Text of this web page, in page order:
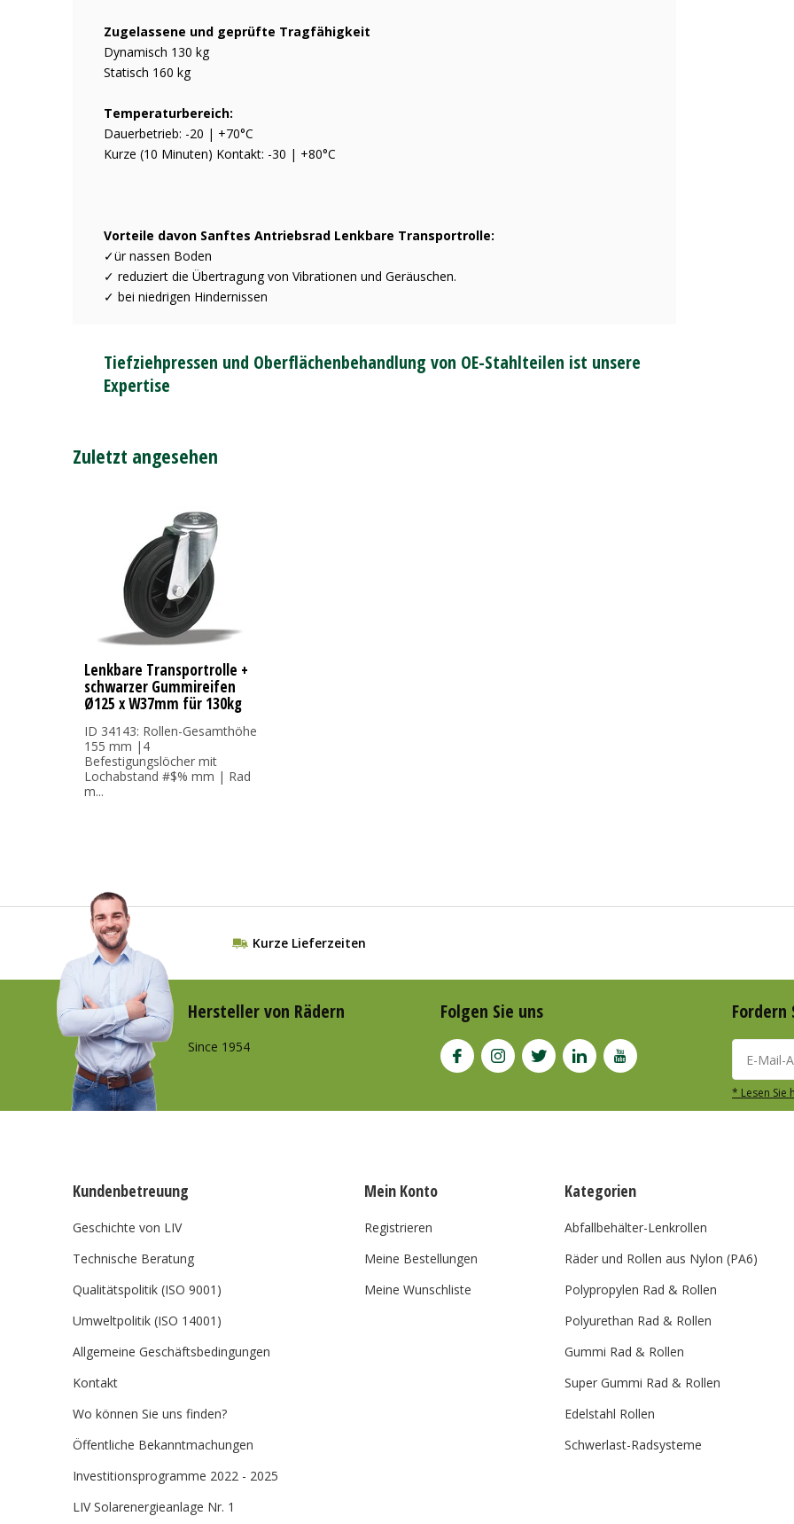
Zugelassene und geprüfte Tragfähigkeit
Dynamisch 130 kg
Statisch 160 kg
Temperaturbereich:
Dauerbetrieb: -20 | +70°C
Kurze (10 Minuten) Kontakt: -30 | +80°C
Vorteile davon Sanftes Antriebsrad Lenkbare Transportrolle:
✓ür nassen Boden
✓ reduziert die Übertragung von Vibrationen und Geräuschen.
✓ bei niedrigen Hindernissen
Tiefziehpressen und Oberflächenbehandlung von OE-Stahlteilen ist unsere
Expertise
Zuletzt angesehen
Lenkbare Transportrolle +
schwarzer Gummireifen
Ø125 x W37mm für 130kg
ID 34143: Rollen-Gesamthöhe
155 mm |4
Befestigungslöcher mit
Lochabstand #$% mm | Rad
m...
Kurze Lieferzeiten
Hersteller von Rädern
Since 1954
Folgen Sie uns Fordern
* Lesen Sie
Kundenbetreuung
Geschichte von LIV
Technische Beratung
Qualitätspolitik (ISO 9001)
Umweltpolitik (ISO 14001)
Allgemeine Geschäftsbedingungen
Kontakt
Wo können Sie uns finden?
Öffentliche Bekanntmachungen
Investitionsprogramme 2022 - 2025
LIV Solarenergieanlage Nr. 1
Mein Konto
Registrieren
Meine Bestellungen
Meine Wunschliste
Kategorien
Abfallbehälter-Lenkrollen
Räder und Rollen aus Nylon (PA6)
Polypropylen Rad & Rollen
Polyurethan Rad & Rollen
Gummi Rad & Rollen
Super Gummi Rad & Rollen
Edelstahl Rollen
Schwerlast-Radsysteme